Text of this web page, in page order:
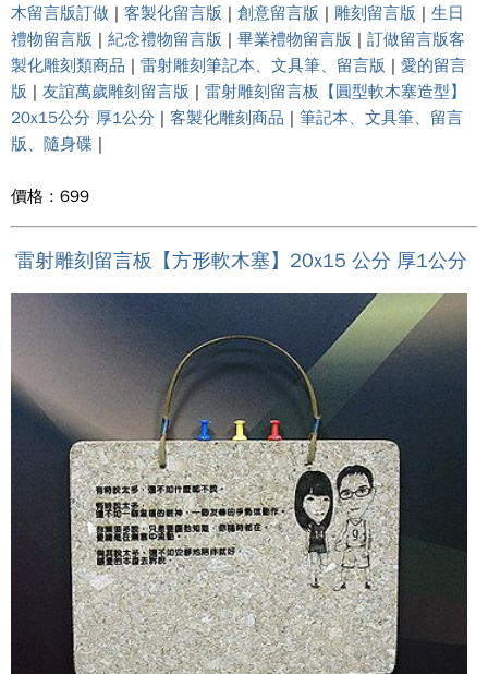
木留言版訂做
客製化留言版 創意留言版 雕刻留言版
生日
禮物留言版
紀念禮物留言版 畢業禮物留言版
訂做留言版客
製化雕刻類商品
雷射雕刻筆記本、文具筆、留言版
愛的留言
版
友誼萬歲雕刻留言版
雷射雕刻留言板【圓型軟木塞造型】
20x15公分 厚1公分
客製化雕刻商品
筆記本、文具筆、留言
版、隨身碟
價格 : 699
雷射雕刻留言板【方形軟木塞】20x15 公分 厚1公分